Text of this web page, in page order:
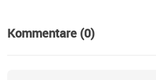
Kommentare (0)